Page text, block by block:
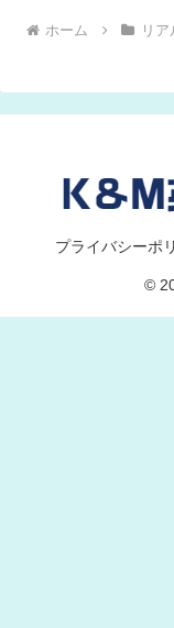
ホーム リ
プライバシーポ
©